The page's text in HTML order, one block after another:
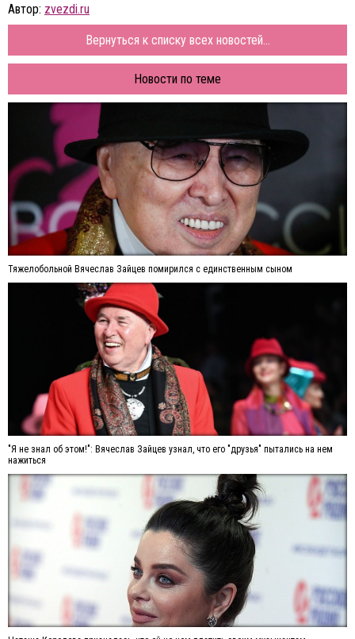
Автор: zvezdi.ru
Вернуться к списку всех новостей...
Новости по теме
Тяжелобольной Вячеслав Зайцев помирился с единственным сыном
"Я не знал об этом!": Вячеслав Зайцев узнал, что его "друзья" пытались на нем
нажиться